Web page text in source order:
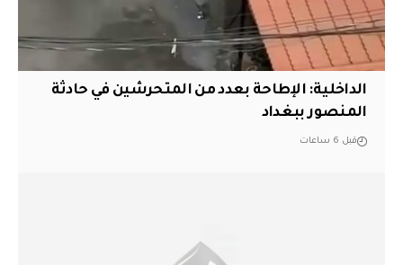
الداخلية: الإطاحة بعدد من المتحرشين في حادثة
المنصور ببغداد
قبل 6 ساعات